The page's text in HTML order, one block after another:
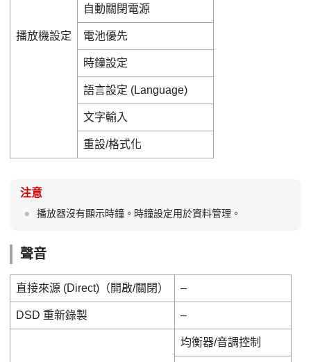
播放機設定
自動關閉電源
電池優先
時鐘設定
語言設定 (Language)
文字輸入
重設/格式化
注意
播放器沒有顯示時鐘。時鐘設定用於資料管理。
聲音
直接來源 (Direct)（開啟/關閉） –
DSD 重新錄製 –
均衡器/音調控制